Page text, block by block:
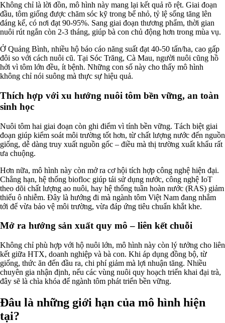
Không chỉ là lời đồn, mô hình này mang lại kết quả rõ rệt. Giai đoạn
đầu, tôm giống được chăm sóc kỹ trong bể nhỏ, tỷ lệ sống tăng lên
đáng kể, có nơi đạt 90-95%. Sang giai đoạn thương phẩm, thời gian
nuôi rút ngắn còn 2-3 tháng, giúp bà con chủ động hơn trong mùa vụ.
Ở Quảng Bình, nhiều hộ báo cáo năng suất đạt 40-50 tấn/ha, cao gấp
đôi so với cách nuôi cũ. Tại Sóc Trăng, Cà Mau, người nuôi cũng hồ
hởi vì tôm lớn đều, ít bệnh. Những con số này cho thấy mô hình
không chỉ nói suông mà thực sự hiệu quả.
Thích hợp với xu hướng nuôi tôm bền vững, an toàn
sinh học
Nuôi tôm hai giai đoạn còn ghi điểm vì tính bền vững. Tách biệt giai
đoạn giúp kiểm soát môi trường tốt hơn, từ chất lượng nước đến nguồn
giống, dễ dàng truy xuất nguồn gốc – điều mà thị trường xuất khẩu rất
ưa chuộng.
Hơn nữa, mô hình này còn mở ra cơ hội tích hợp công nghệ hiện đại.
Chẳng hạn, hệ thống biofloc giúp tái sử dụng nước, công nghệ IoT
theo dõi chất lượng ao nuôi, hay hệ thống tuần hoàn nước (RAS) giảm
thiểu ô nhiễm. Đây là hướng đi mà ngành tôm Việt Nam đang nhắm
tới để vừa bảo vệ môi trường, vừa đáp ứng tiêu chuẩn khắt khe.
Mở ra hướng sản xuất quy mô – liên kết chuỗi
Không chỉ phù hợp với hộ nuôi lớn, mô hình này còn lý tưởng cho liên
kết giữa HTX, doanh nghiệp và bà con. Khi áp dụng đồng bộ, từ
giống, thức ăn đến đầu ra, chi phí giảm mà lợi nhuận tăng. Nhiều
chuyên gia nhận định, nếu các vùng nuôi quy hoạch triển khai đại trà,
đây sẽ là chìa khóa để ngành tôm phát triển bền vững.
Đâu là những giới hạn của mô hình hiện
tại?